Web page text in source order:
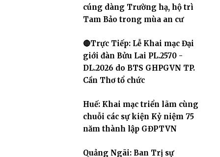
cúng dàng Trường hạ, hộ trì
Tam Bảo trong mùa an cư
🔴Trực Tiếp: Lễ Khai mạc Đại
giới đàn Bửu Lai PL.2570 -
DL.2026 do BTS GHPGVN TP.
Cần Thơ tổ chức
Huế: Khai mạc triển lãm cùng
chuỗi các sự kiện Kỷ niệm 75
năm thành lập GĐPTVN
Quảng Ngãi: Ban Trị sự